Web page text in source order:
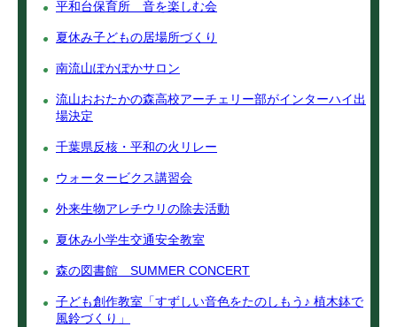
平和台保育所 音を楽しむ会
夏休み子どもの居場所づくり
南流山ぽかぽかサロン
流山おおたかの森高校アーチェリー部がインターハイ出
場決定
千葉県反核・平和の火リレー
ウォータービクス講習会
外来生物アレチウリの除去活動
夏休み小学生交通安全教室
森の図書館 SUMMER CONCERT
子ども創作教室「すずしい音色をたのしもう♪ 植木鉢で
風鈴づくり」